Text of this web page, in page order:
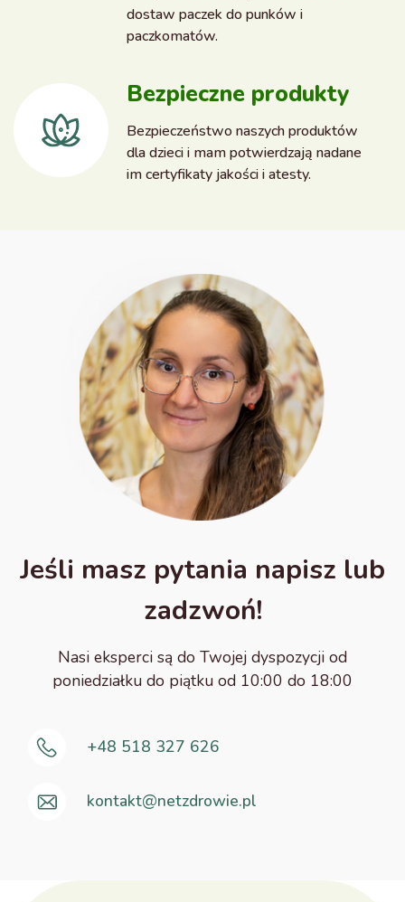
dostaw paczek do punków i
paczkomatów.
Bezpieczne produkty
Bezpieczeństwo naszych produktów
dla dzieci i mam potwierdzają nadane
im certyfikaty jakości i atesty.
Jeśli masz pytania napisz lub
zadzwoń!
Nasi eksperci są do Twojej dyspozycji od
poniedziałku do piątku od 10:00 do 18:00
+48 518 327 626
kontakt@netzdrowie.pl